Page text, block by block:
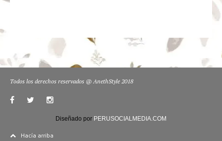
Todos los derechos reservados @ AnethStyle 2018
Diseñado por PERUSOCIALMEDIA.COM
Hacía arriba